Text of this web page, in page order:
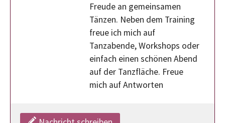
Freude an gemeinsamen
Tänzen. Neben dem Training
freue ich mich auf
Tanzabende, Workshops oder
einfach einen schönen Abend
auf der Tanzfläche. Freue
mich auf Antworten